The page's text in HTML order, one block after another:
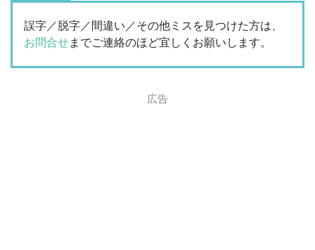
誤字／脱字／間違い／その他ミスを見つけた方は、
お問合せまでご連絡のほど宜しくお願いします。
広告